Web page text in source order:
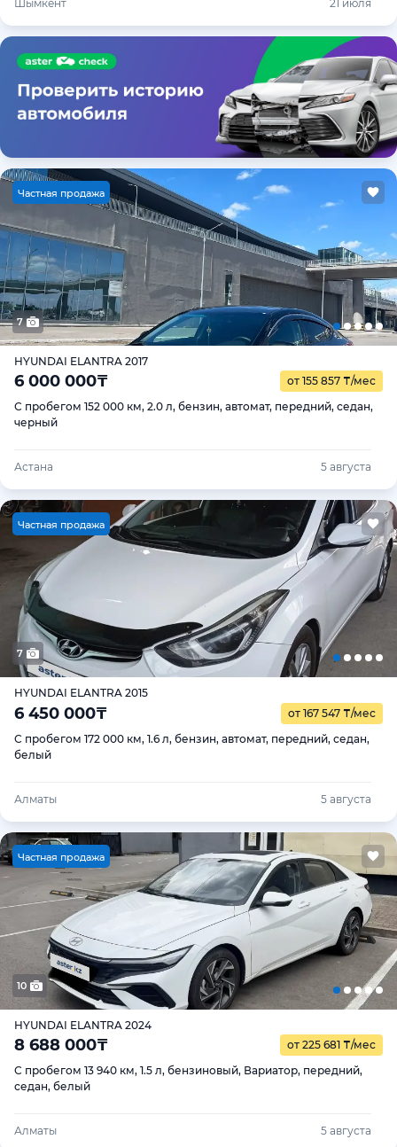
Шымкент 21 июля
Частная продажа
7
HYUNDAI ELANTRA 2017
6 000 000₸ от 155 857 ₸/мес
С пробегом 152 000 км, 2.0 л, бензин, автомат, передний, седан,
черный
Астана 5 августа
Частная продажа
7
HYUNDAI ELANTRA 2015
6 450 000₸ от 167 547 ₸/мес
С пробегом 172 000 км, 1.6 л, бензин, автомат, передний, седан,
белый
Алматы 5 августа
Частная продажа
10
HYUNDAI ELANTRA 2024
8 688 000₸ от 225 681 ₸/мес
С пробегом 13 940 км, 1.5 л, бензиновый, Вариатор, передний,
седан, белый
Алматы 5 августа